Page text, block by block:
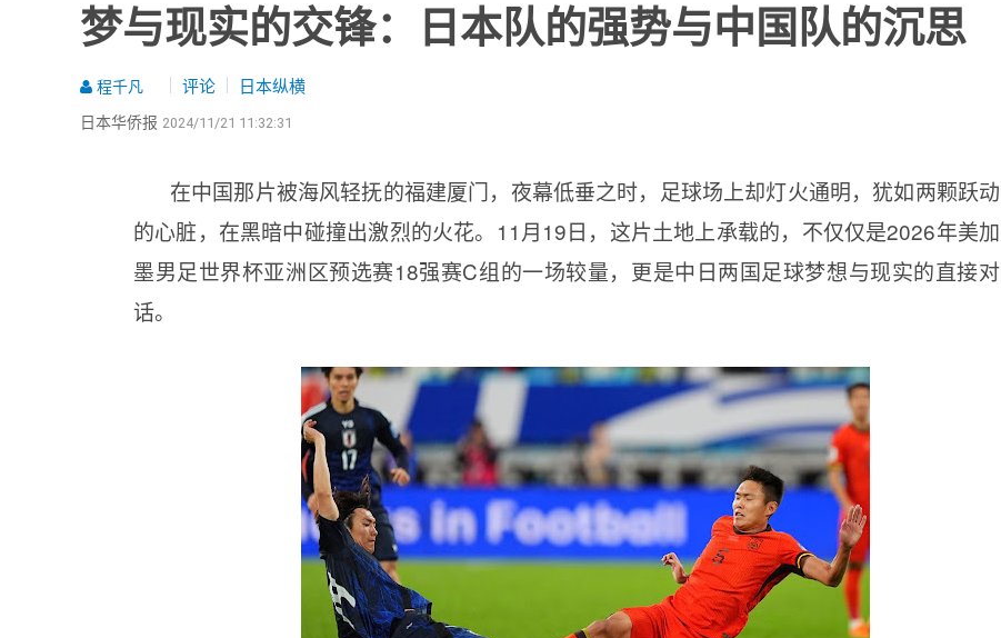
梦与现实的交锋：日本队的强势与中国队的沉思
程千凡 评论 日本纵横
日本华侨报 2024/11/21 11:32:31
在中国那片被海风轻抚的福建厦门，夜幕低垂之时，足球场上却灯火通明，犹如两颗跃动
的心脏，在黑暗中碰撞出激烈的火花。11月19日，这片土地上承载的，不仅仅是2026年美加
墨男足世界杯亚洲区预选赛18强赛C组的一场较量，更是中日两国足球梦想与现实的直接对
话。